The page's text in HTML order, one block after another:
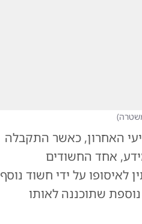
)
האחרון, כאשר התקבלה
אחד החשודים
לאיסופו על ידי חשוד נוסף
שתוכננה לאותו